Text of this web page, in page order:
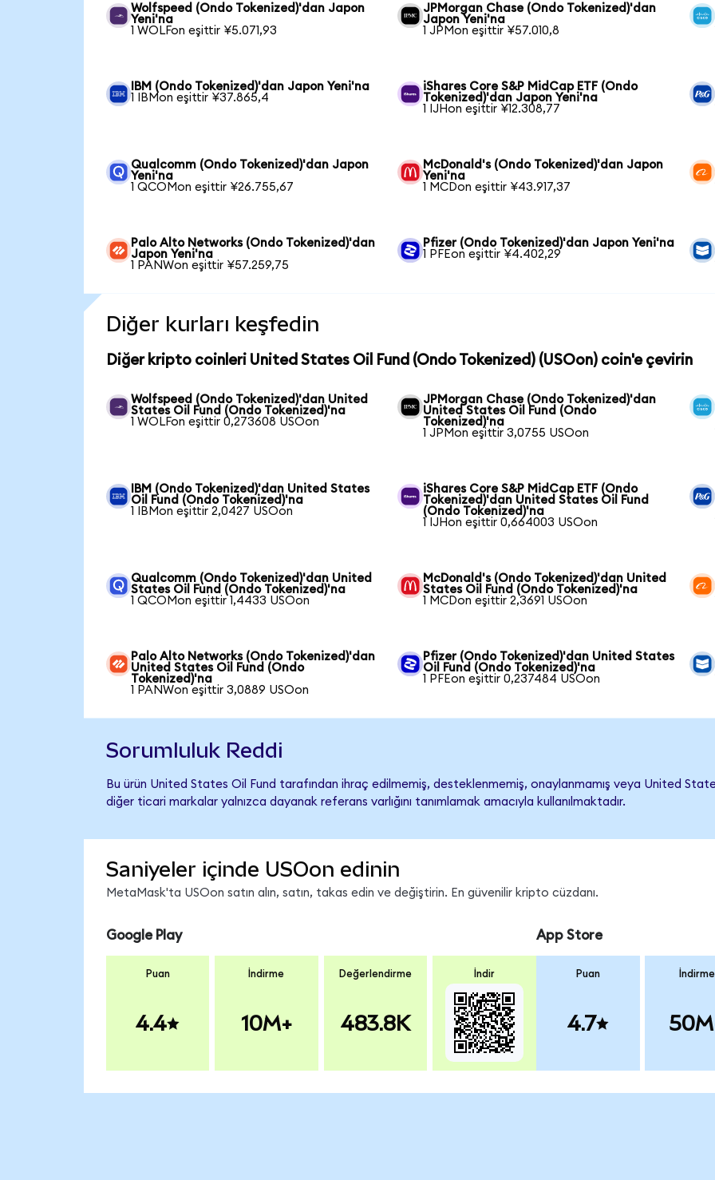
Wolfspeed (Ondo Tokenized)'dan Japon
Yeni'na
1 WOLFon eşittir ¥5.071,93
JPMorgan Chase (Ondo Tokenized)'dan
Japon Yeni'na
1 JPMon eşittir ¥57.010,8
IBM (Ondo Tokenized)'dan Japon Yeni'na
1 IBMon eşittir ¥37.865,4
iShares Core S&P MidCap ETF (Ondo
Tokenized)'dan Japon Yeni'na
1 IJHon eşittir ¥12.308,77
Qualcomm (Ondo Tokenized)'dan Japon
Yeni'na
1 QCOMon eşittir ¥26.755,67
McDonald's (Ondo Tokenized)'dan Japon
Yeni'na
1 MCDon eşittir ¥43.917,37
Palo Alto Networks (Ondo Tokenized)'dan
Japon Yeni'na
1 PANWon eşittir ¥57.259,75
Pfizer (Ondo Tokenized)'dan Japon Yeni'na
1 PFEon eşittir ¥4.402,29
Diğer kurları keşfedin
Diğer kripto coinleri United States Oil Fund (Ondo Tokenized) (USOon) coin'e çevirin
Wolfspeed (Ondo Tokenized)'dan United
States Oil Fund (Ondo Tokenized)'na
1 WOLFon eşittir 0,273608 USOon
JPMorgan Chase (Ondo Tokenized)'dan
United States Oil Fund (Ondo
Tokenized)'na
1 JPMon eşittir 3,0755 USOon
IBM (Ondo Tokenized)'dan United States
Oil Fund (Ondo Tokenized)'na
1 IBMon eşittir 2,0427 USOon
iShares Core S&P MidCap ETF (Ondo
Tokenized)'dan United States Oil Fund
(Ondo Tokenized)'na
1 IJHon eşittir 0,664003 USOon
Qualcomm (Ondo Tokenized)'dan United
States Oil Fund (Ondo Tokenized)'na
1 QCOMon eşittir 1,4433 USOon
McDonald's (Ondo Tokenized)'dan United
States Oil Fund (Ondo Tokenized)'na
1 MCDon eşittir 2,3691 USOon
Palo Alto Networks (Ondo Tokenized)'dan
United States Oil Fund (Ondo
Tokenized)'na
1 PANWon eşittir 3,0889 USOon
Pfizer (Ondo Tokenized)'dan United States
Oil Fund (Ondo Tokenized)'na
1 PFEon eşittir 0,237484 USOon
Sorumluluk Reddi
Bu ürün United States Oil Fund tarafından ihraç edilmemiş, desteklenmemiş, onaylanmamış veya United
diğer ticari markalar yalnızca dayanak referans varlığını tanımlamak amacıyla kullanılmaktadır.
Saniyeler içinde USOon edinin
MetaMask'ta USOon satın alın, satın, takas edin ve değiştirin. En güvenilir kripto cüzdanı.
Google Play
Puan
4.4
İndirme
10M+
Değerlendirme
483.8K
İndir
App Store
Puan
4.7
İndirme